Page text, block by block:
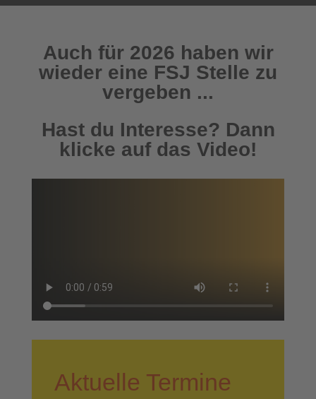
Auch für 2026 haben wir
wieder eine FSJ Stelle zu
vergeben ...
Hast du Interesse? Dann
klicke auf das Video!
Aktuelle Termine